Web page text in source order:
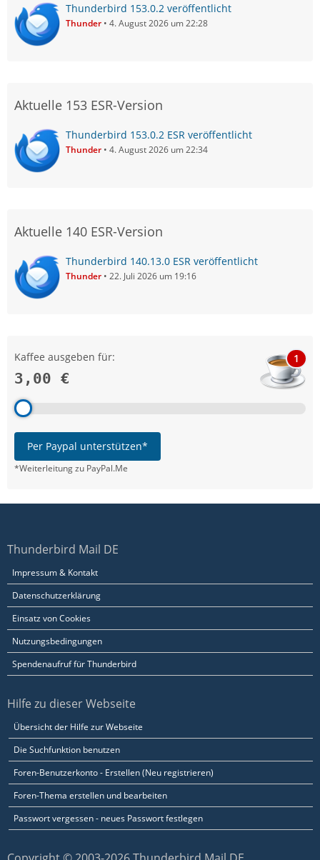
Thunderbird 153.0.2 veröffentlicht
Thunder 4. August 2026 um 22:28
Aktuelle 153 ESR-Version
Thunderbird 153.0.2 ESR veröffentlicht
Thunder 4. August 2026 um 22:34
Aktuelle 140 ESR-Version
Thunderbird 140.13.0 ESR veröffentlicht
Thunder 22. Juli 2026 um 19:16
Kaffee ausgeben für:
3,00 €
1
Per Paypal unterstützen*
*Weiterleitung zu PayPal.Me
Thunderbird Mail DE
Impressum & Kontakt
Datenschutzerklärung
Einsatz von Cookies
Nutzungsbedingungen
Spendenaufruf für Thunderbird
Hilfe zu dieser Webseite
Übersicht der Hilfe zur Webseite
Die Suchfunktion benutzen
Foren-Benutzerkonto - Erstellen (Neu registrieren)
Foren-Thema erstellen und bearbeiten
Passwort vergessen - neues Passwort festlegen